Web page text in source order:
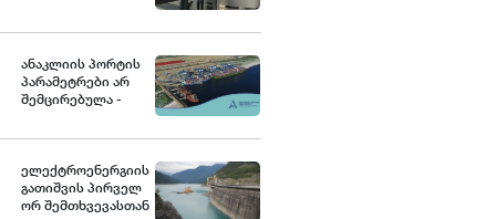
კონტროლის
მიერ
სანქცირებული
პირი არ
საქართველოს
რეგულირებულ
სუბიექტს
ანაკლიის პორტის
პარამეტრები არ
შემცირებულა -
ელექტროენერგიის
გათიშვის პირველ
ორ შემთხვევასთან